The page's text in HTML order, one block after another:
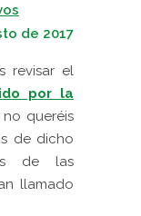
de 2017
revisar el
por la
no queréis
de dicho
de las
llamado